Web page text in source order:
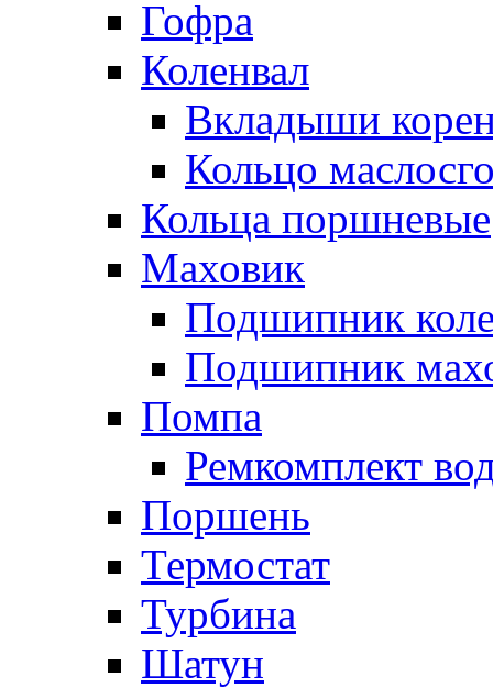
Гофра
Коленвал
Вкладыши
Кольцо
Кольца поршневые
Маховик
Подшипник
Подшипник
Помпа
Ремкомплект
Поршень
Термостат
Турбина
Шатун